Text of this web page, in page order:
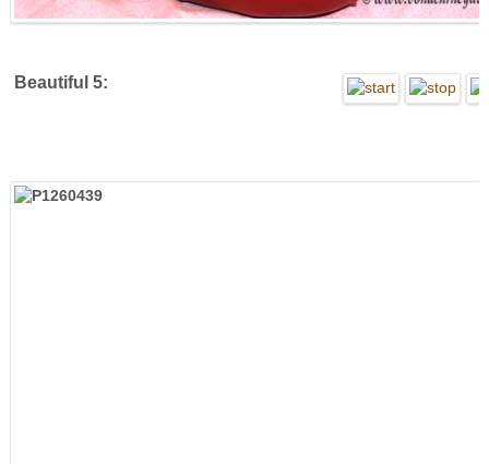
Beautiful 5: